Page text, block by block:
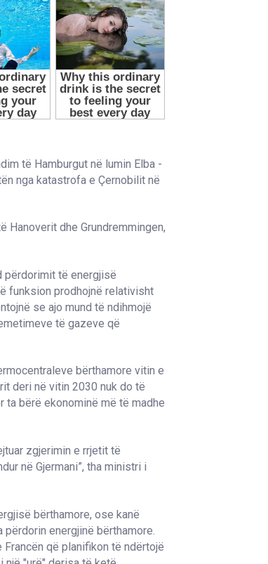
të Hamburgut në lumin Elba -
nga katastrofa e Çernobilit në
Hanoverit dhe Grundremmingen,
përdorimit të energjisë
funksion prodhojnë relativisht
se ajo mund të ndihmojë
të gazeve që
bërthamore vitin e
deri në vitin 2030 nuk do të
bërë ekonominë më të madhe
zgjerimin e rrjetit të
në Gjermani”, tha ministri i
bërthamore, ose kanë
energjinë bërthamore.
që planifikon të ndërtojë